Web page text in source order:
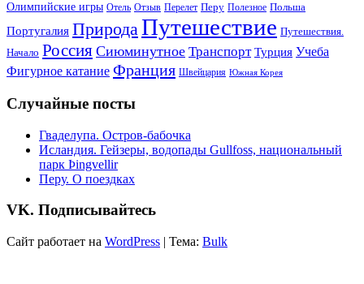
Олимпийские игры Отель Отзыв Перелет Перу Полезное Польша
Португалия ПриродаПутешествие Путешествия.
Начало Россия Сиюминутное Транспорт Турция Учеба
Фигурное катание Франция Швейцария Южная Корея
Случайные посты
Гваделупа. Остров-бабочка
Исландия. Гейзеры, водопады Gullfoss, национальный
парк Þingvellir
Перу. О поездках
VK. Подписывайтесь
Сайт работает на WordPress | Тема: Bulk